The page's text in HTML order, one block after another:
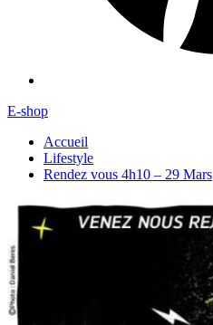
E-shop
Accueil
Lifestyle
Rendez vous 4h10 – 29 Mars